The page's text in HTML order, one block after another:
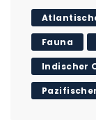
Fauna
Indischer